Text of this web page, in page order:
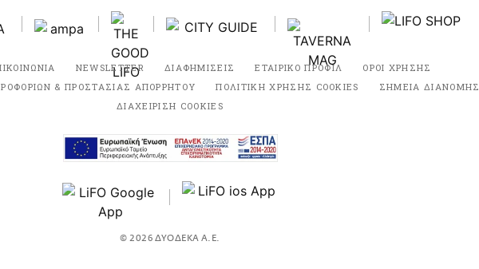
NEWSLETTER ΔΙΑΦΗΜΙΣΕΙΣ ΕΤΑΙΡΙΚΟ ΠΡΟΦΙΛ
ΟΡΟΙ ΧΡΗΣΗΣ
& ΠΡΟΣΤΑΣΙΑΣ ΑΠΟΡΡΗΤΟΥ
ΠΟΛΙΤΙΚΗ ΧΡΗΣΗΣ COOKIES
ΣΗΜΕΙΑ ΔΙΑΝΟΜΗΣ
ΔΙΑΧΕΙΡΙΣΗ COOKIES
© 2026 ΔΥΟΔΕΚΑ Α.Ε.